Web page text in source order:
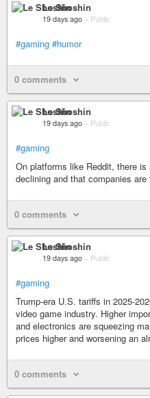
Le Shoshin
19 days ago – Public
#gaming #humor
0 comments
Le Shoshin
19 days ago – Public
#gaming
On platforms like Reddit, there
declining and that companies
0 comments
Le Shoshin
19 days ago – Public
#gaming
Trump-era U.S. tariffs in 2025-
video game industry. Higher
and electronics are squeezing
prices higher and worsening an
0 comments